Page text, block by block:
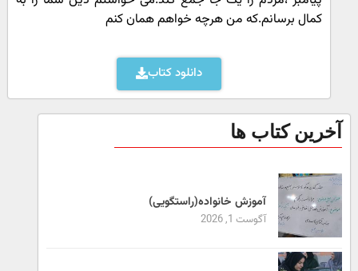
کمال برسانم.که من هرچه خواهم همان کنم
دانلود کتاب
آخرین کتاب ها
آموزش خانواده(راستگویی)
آگوست 1, 2026